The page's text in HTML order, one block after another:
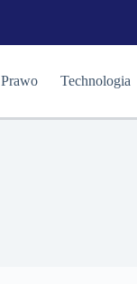
Prawo Technologia